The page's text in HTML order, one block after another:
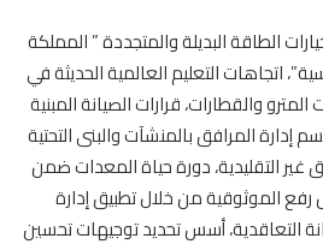
الطاقة البديلة والمتجددة ” المملكة
اتجاهات التعليم العالمية الحديثة في
والقطارات، قرارات الصيانة المبنية
إدارة المرافق بالمنشآت والبنى التحتية
غير التقليدية، دورة حياة المعدات ضمن
رفع الموثوقية من خلال تطبيق إدارة
التعاقدية، أسس تحديد توجيهات تحسين